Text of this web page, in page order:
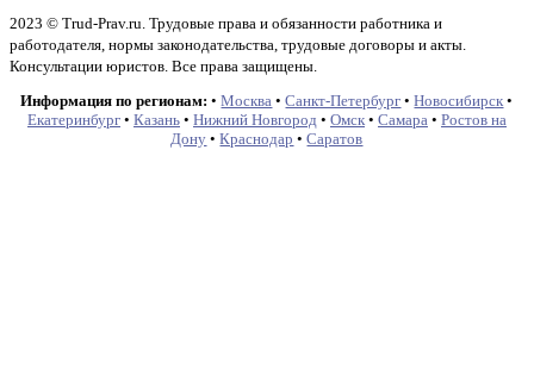
2023 © Trud-Prav.ru. Трудовые права и обязанности работника и
работодателя, нормы законодательства, трудовые договоры и акты.
Консультации юристов. Все права защищены.
Информация по регионам: •Москва •Санкт-Петербург •Новосибирск •
Екатеринбург • Казань • Нижний Новгород • Омск • Самара • Ростов на
Дону •Краснодар •Саратов